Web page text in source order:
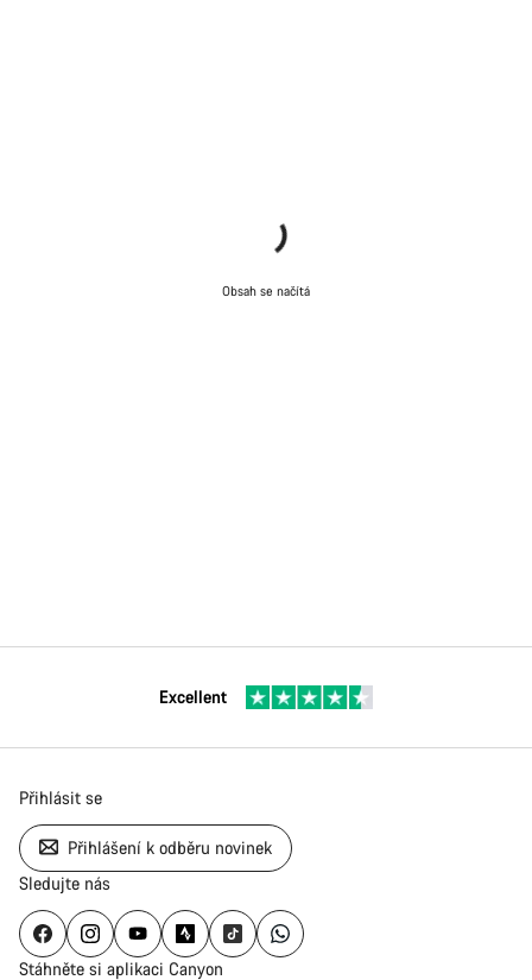
Obsah se načítá
Excellent
Přihlásit se
Přihlášení k odběru novinek
Sledujte nás
Stáhněte si aplikaci Canyon